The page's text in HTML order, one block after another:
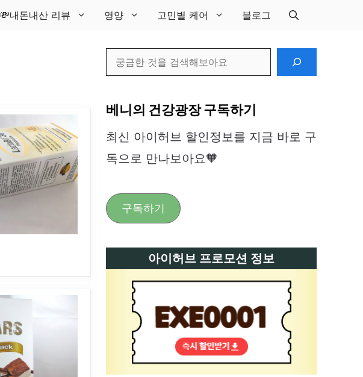
💸내돈내산 리뷰 영양 고민별 케어 블로그
색
베니의 건강광장 구독하기
최신 아이허브 할인정보를 지금 바로 구
독으로 만나보아요🧡
구독하기
아이허브 프로모션 정보